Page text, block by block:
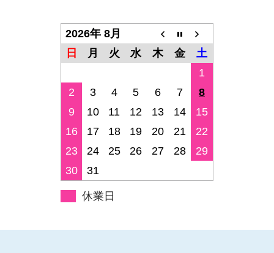
2026年 8月
日
月 火 水 木 金
土
1
2
3 4 5 6 7
8
9
10 11 12 13 14
15
16
17 18 19 20 21
22
23
24 25 26 27 28
29
30
31
休業日